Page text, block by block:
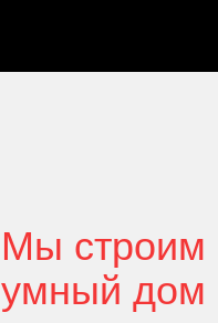
Мы строим
умный дом